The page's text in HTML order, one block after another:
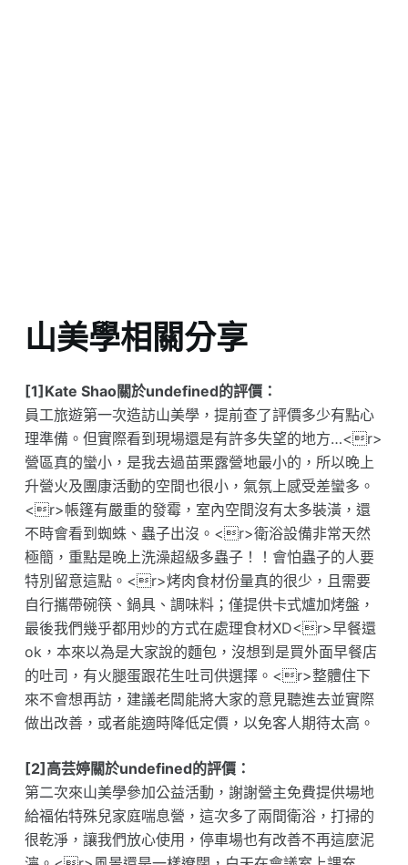
山美學相關分享
[1]Kate Shao關於undefined的評價：
員工旅遊第一次造訪山美學，提前查了評價多少有點心
理準備。但實際看到現場還是有許多失望的地方…<r>
營區真的蠻小，是我去過苗栗露營地最小的，所以晚上
升營火及團康活動的空間也很小，氣氛上感受差蠻多。
<r>帳篷有嚴重的發霉，室內空間沒有太多裝潢，還
不時會看到蜘蛛、蟲子出沒。<r>衛浴設備非常天然
極簡，重點是晚上洗澡超級多蟲子！！會怕蟲子的人要
特別留意這點。<r>烤肉食材份量真的很少，且需要
自行攜帶碗筷、鍋具、調味料；僅提供卡式爐加烤盤，
最後我們幾乎都用炒的方式在處理食材XD<r>早餐還
ok，本來以為是大家說的麵包，沒想到是買外面早餐店
的吐司，有火腿蛋跟花生吐司供選擇。<r>整體住下
來不會想再訪，建議老闆能將大家的意見聽進去並實際
做出改善，或者能適時降低定價，以免客人期待太高。
[2]高芸婷關於undefined的評價：
第二次來山美學參加公益活動，謝謝營主免費提供場地
給福佑特殊兒家庭喘息營，這次多了兩間衛浴，打掃的
很乾淨，讓我們放心使用，停車場也有改善不再這麼泥